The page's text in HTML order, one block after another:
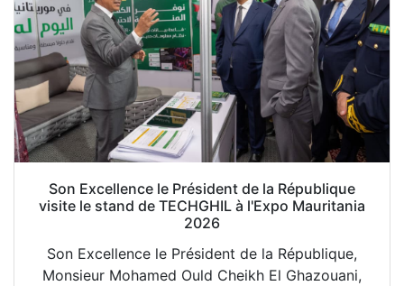
Son Excellence le Président de la République
visite le stand de TECHGHIL à l'Expo Mauritania
2026
Son Excellence le Président de la République,
Monsieur Mohamed Ould Cheikh El Ghazouani,